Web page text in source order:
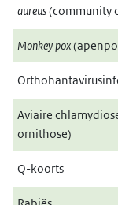
aureus(community
Monkey pox
Aviaire
ornithose)
Q-koorts